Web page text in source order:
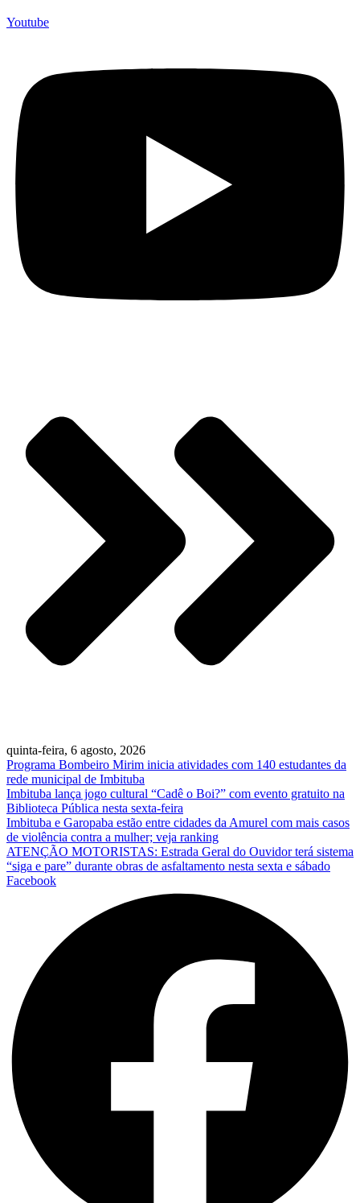
Youtube
quinta-feira, 6 agosto, 2026
Programa Bombeiro Mirim inicia atividades com 140 estudantes da
rede municipal de Imbituba
Imbituba lança jogo cultural “Cadê o Boi?” com evento gratuito na
Biblioteca Pública nesta sexta-feira
Imbituba e Garopaba estão entre cidades da Amurel com mais casos
de violência contra a mulher; veja ranking
ATENÇÃO MOTORISTAS: Estrada Geral do Ouvidor terá sistema
“siga e pare” durante obras de asfaltamento nesta sexta e sábado
Facebook